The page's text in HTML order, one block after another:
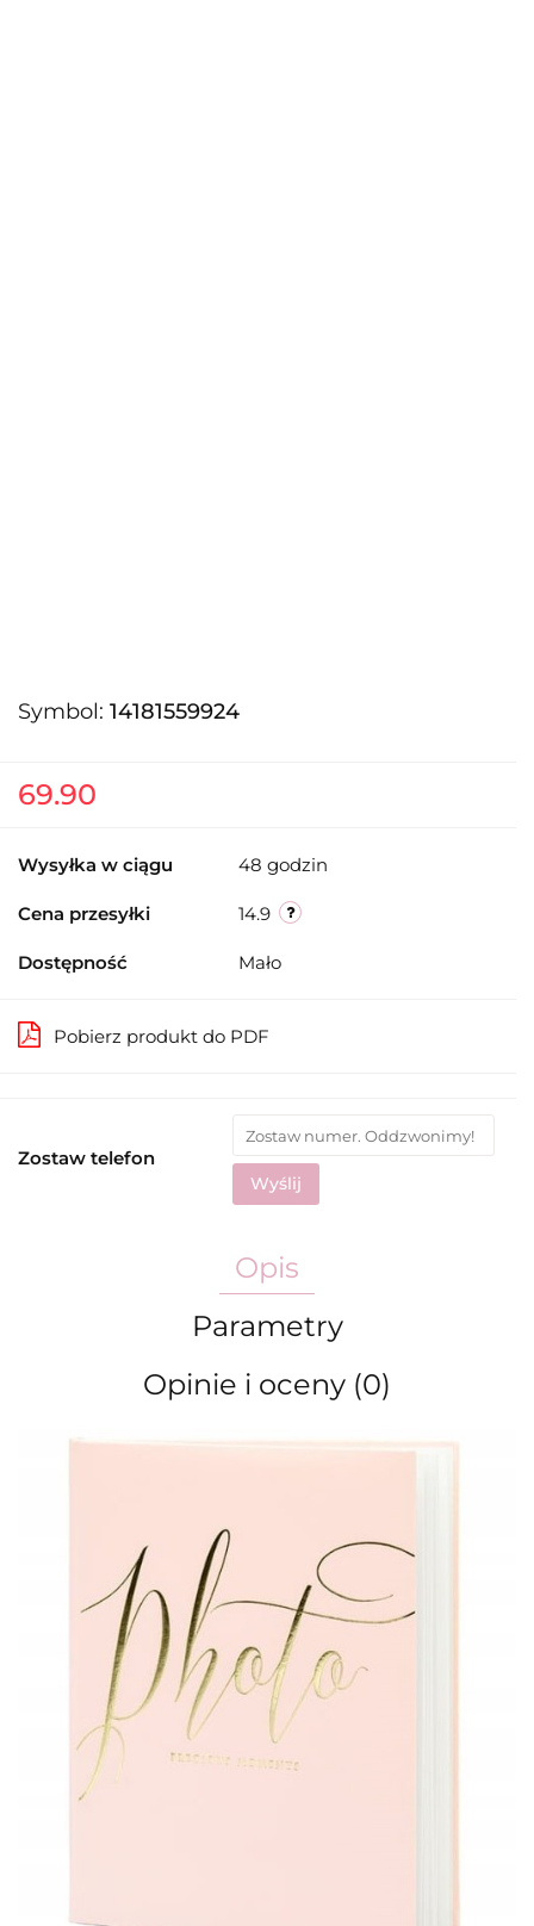
Symbol: 14181559924
69.90
Wysyłka w ciągu 48 godzin
Cena przesyłki 14.9
Dostępność Mało
Pobierz produkt do PDF
Zostaw telefon
Wyślij
Opis
Parametry
Opinie i oceny (0)